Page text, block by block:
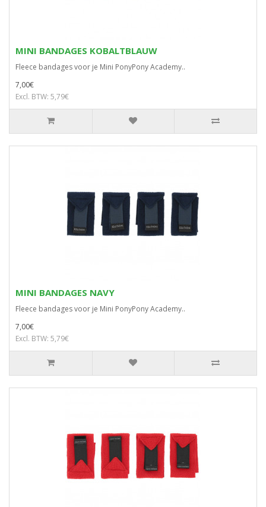
MINI BANDAGES KOBALTBLAUW
Fleece bandages voor je Mini PonyPony Academy..
7,00€
Excl. BTW: 5,79€
MINI BANDAGES NAVY
Fleece bandages voor je Mini PonyPony Academy..
7,00€
Excl. BTW: 5,79€